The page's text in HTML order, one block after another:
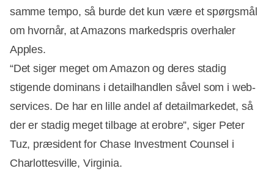
samme tempo, så burde det kun være et spørgsmål
om hvornår, at Amazons markedspris overhaler
Apples.
“Det siger meget om Amazon og deres stadig
stigende dominans i detailhandlen såvel som i web-
services. De har en lille andel af detailmarkedet, så
der er stadig meget tilbage at erobre”, siger Peter
Tuz, præsident for Chase Investment Counsel i
Charlottesville, Virginia.